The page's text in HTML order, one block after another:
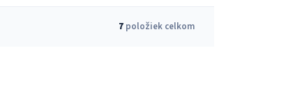
7 položiek celkom